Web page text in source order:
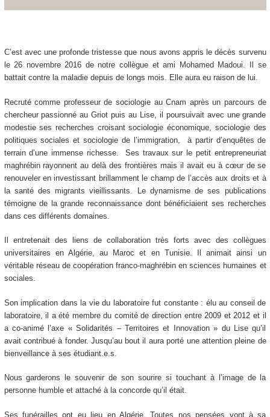
C’est avec une profonde tristesse que nous avons appris le décès survenu
le 26 novembre 2016 de notre collègue et ami Mohamed Madoui. Il se
battait contre la maladie depuis de longs mois. Elle aura eu raison de lui.
Recruté comme professeur de sociologie au Cnam après un parcours de
chercheur passionné au Griot puis au Lise, il poursuivait avec une grande
modestie ses recherches croisant sociologie économique, sociologie des
politiques sociales et sociologie de l’immigration, à partir d’enquêtes de
terrain d’une immense richesse. Ses travaux sur le petit entrepreneuriat
maghrébin rayonnent au delà des frontières mais il avait eu à cœur de se
renouveler en investissant brillamment le champ de l’accès aux droits et à
la santé des migrants vieillissants. Le dynamisme de ses publications
témoigne de la grande reconnaissance dont bénéficiaient ses recherches
dans ces différents domaines.
Il entretenait des liens de collaboration très forts avec des collègues
universitaires en Algérie, au Maroc et en Tunisie. Il animait ainsi un
véritable réseau de coopération franco-maghrébin en sciences humaines et
sociales.
Son implication dans la vie du laboratoire fut constante : élu au conseil de
laboratoire, il a été membre du comité de direction entre 2009 et 2012 et il
a co-animé l’axe « Solidarités – Territoires et Innovation » du Lise qu’il
avait contribué à fonder. Jusqu’au bout il aura porté une attention pleine de
bienveillance à ses étudiant.e.s.
Nous garderons le souvenir de son sourire si touchant à l’image de la
personne humble et attaché à la concorde qu’il était.
Ses funérailles ont eu lieu en Algérie. Toutes nos pensées vont à sa